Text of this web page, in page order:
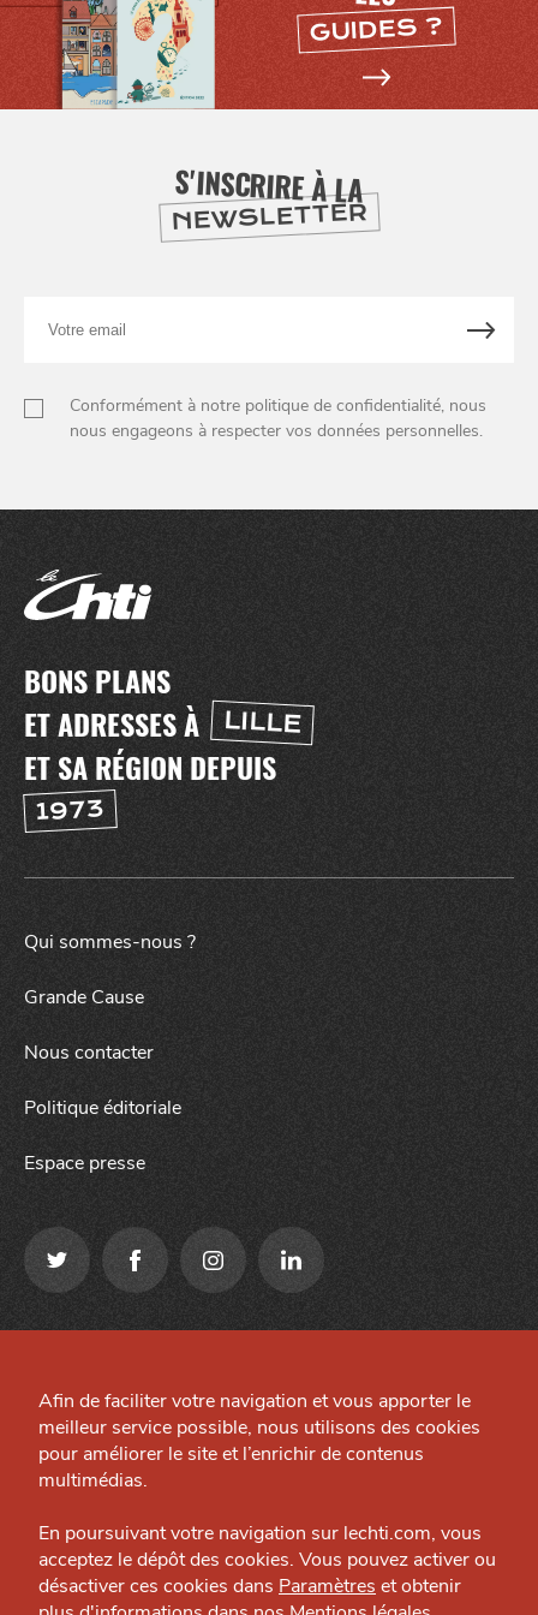
Grande Cause
Nous contacter
Politique éditoriale
Espace presse
GUIDES ?
S'INSCRIRE À LA
NEWSLETTER
email
Conformément à notre politique de confidentialité, nous
nous engageons à respecter vos données personnelles.
BONS PLANS
ET ADRESSES À
LILLE
ET SA RÉGION DEPUIS
1973
Qui sommes-nous ?
Grande Cause
Nous contacter
Politique éditoriale
Espace presse
Préférences cookies
Site créé par
Afin de faciliter votre navigation et vous apporter le
meilleur service possible, nous utilisons des cookies
pour améliorer le site et l’enrichir de contenus
multimédias.
En poursuivant votre navigation sur lechti.com, vous
acceptez le dépôt des cookies. Vous pouvez activer ou
désactiver ces cookies dans Paramètres et obtenir
J'accepte